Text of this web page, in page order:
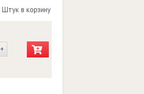
Штук в корзину
+